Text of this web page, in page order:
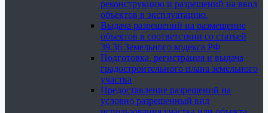
реконструкцию и разрешений на ввод
объектов в эксплуатацию.
Выдача разрешений на размещение
объектов в соответствии со статьей
39.36 Земельного кодекса РФ
Подготовка, регистрация и выдача
градостроительного плана земельного
участка
Предоставление разрешений на
условно разрешенный вид